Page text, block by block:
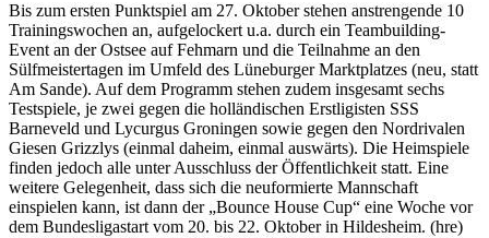
Bis zum ersten Punktspiel am 27. Oktober stehen anstrengende 10
Trainingswochen an, aufgelockert u.a. durch ein Teambuilding-
Event an der Ostsee auf Fehmarn und die Teilnahme an den
Sülfmeistertagen im Umfeld des Lüneburger Marktplatzes (neu, statt
Am Sande). Auf dem Programm stehen zudem insgesamt sechs
Testspiele, je zwei gegen die holländischen Erstligisten SSS
Barneveld und Lycurgus Groningen sowie gegen den Nordrivalen
Giesen Grizzlys (einmal daheim, einmal auswärts). Die Heimspiele
finden jedoch alle unter Ausschluss der Öffentlichkeit statt. Eine
weitere Gelegenheit, dass sich die neuformierte Mannschaft
einspielen kann, ist dann der „Bounce House Cup“ eine Woche vor
dem Bundesligastart vom 20. bis 22. Oktober in Hildesheim. (hre)